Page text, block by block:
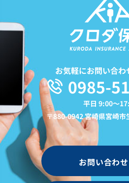
お気軽にお問い合わ
0985-
平日 9:00〜
〒880-0942 宮崎県宮崎
お問い合わせ